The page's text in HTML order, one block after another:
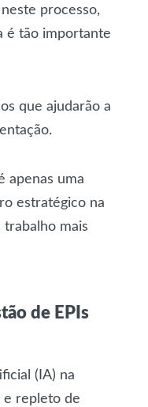
processo,
é tão importante
que ajudarão a
apenas uma
estratégico na
mais
de EPIs
(IA) na
e repleto de